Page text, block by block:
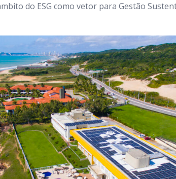
do ESG como vetor para Gestão